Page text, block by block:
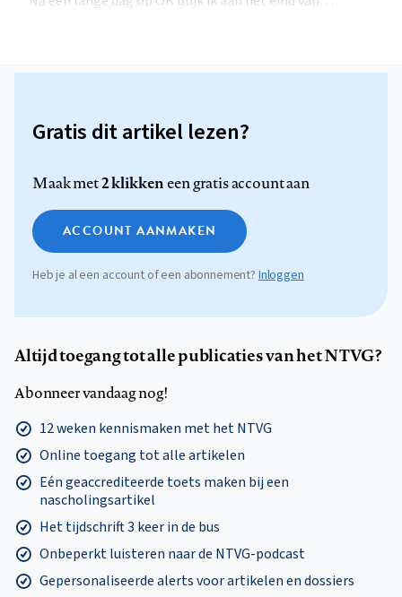
Gratis dit artikel lezen?
Maak met2 klikkeneen gratis account aan
ACCOUNT AANMAKEN
Heb je al een account of een abonnement?Inloggen
Altijd toegang tot alle publicaties van het NTVG?
Abonneer vandaag nog!
12 weken kennismaken met het NTVG
Online toegang tot alle artikelen
Eén geaccrediteerde toets maken bij een
nascholingsartikel
Het tijdschrift 3 keer in de bus
Onbeperkt luisteren naar de NTVG-podcast
Gepersonaliseerde alerts voor artikelen en dossiers